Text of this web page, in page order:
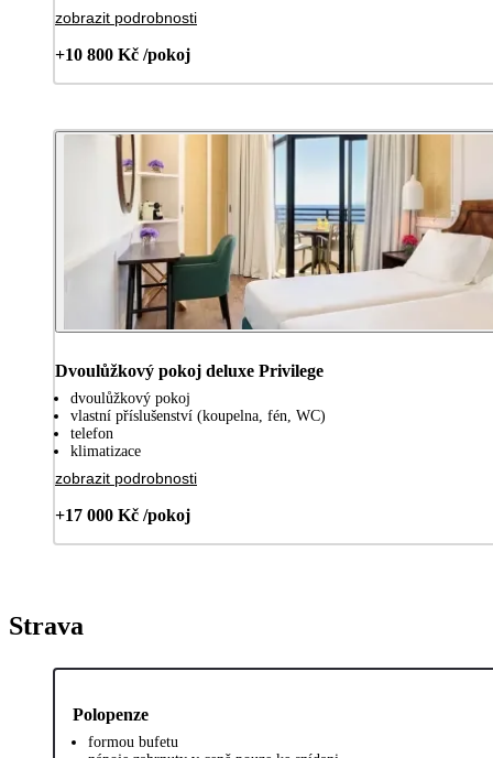
zobrazit podrobnosti
+10 800 Kč /pokoj
Dvoulůžkový pokoj deluxe Privilege
dvoulůžkový pokoj
vlastní příslušenství (koupelna, fén, WC)
telefon
klimatizace
zobrazit podrobnosti
+17 000 Kč /pokoj
Strava
Polopenze
formou bufetu